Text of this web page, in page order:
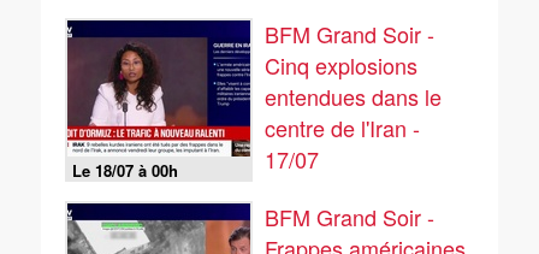
Le 18/07 à 00h
BFM Grand Soir -
Cinq explosions
entendues dans le
centre de l'Iran -
17/07
BFM Grand Soir -